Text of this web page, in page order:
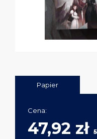
Papier
Cena:
47,92 zł